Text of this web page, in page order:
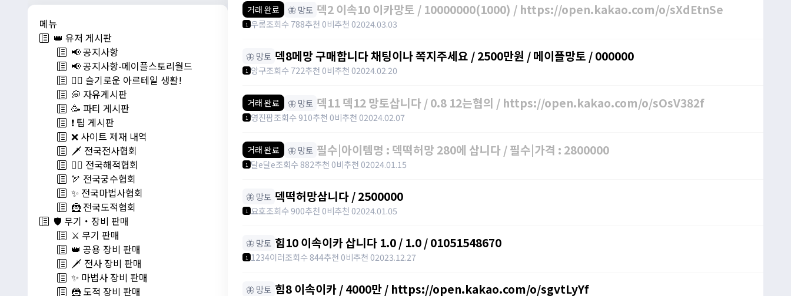
메뉴
👑 유저 게시판
📢 공지사항
📢 공지사항-메이플스토리월드
💁‍♂ 슬기로운 아르테일 생활!
💭 자유게시판
🥳 파티 게시판
❗️ 팁 게시판
❌ 사이트 제재 내역
🗡️ 전국전사협회
🏴‍☠️ 전국해적협회
🏹 전국궁수협회
✨ 전국마법사협회
🦹 전국도적협회
🛡️ 무기・장비 판매
⚔️ 무기 판매
👑 공용 장비 판매
🗡️ 전사 장비 판매
✨ 마법사 장비 판매
🦹 도적 장비 판매
거래 완료 🦋 망토 덱2 이속10 이카망토 / 10000000(1000) / https://open.kakao.com/o/sXdEtnSe
1 우롱조회수 788추천 0비추천 02024.03.03
🦋 망토 덱8메망 구매합니다 채팅이나 쪽지주세요 / 2500만원 / 메이플망토 / 000000
1 앙구조회수 722추천 0비추천 02024.02.20
거래 완료 🦋 망토 덱11 덱12 망토삽니다 / 0.8 12는협의 / https://open.kakao.com/o/sOsV382f
1 영진팜조회수 910추천 0비추천 02024.02.07
거래 완료 🦋 망토 필수|아이템명 : 덱떡허망 280에 삽니다 / 필수|가격 : 2800000
1 달e달e조회수 882추천 0비추천 02024.01.15
🦋 망토 덱떡허망삼니다 / 2500000
1 요호조회수 900추천 0비추천 02024.01.05
🦋 망토 힘10 이속이카 삽니다 1.0 / 1.0 / 01051548670
1 1234이러조회수 844추천 0비추천 02023.12.27
🦋 망토 힘8 이속이카 / 4000만 / https://open.kakao.com/o/sgvtLyYf